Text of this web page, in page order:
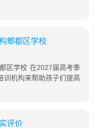
郫都区学校
区学校 在2027届高考季
训机构来帮助孩子们提高
评价